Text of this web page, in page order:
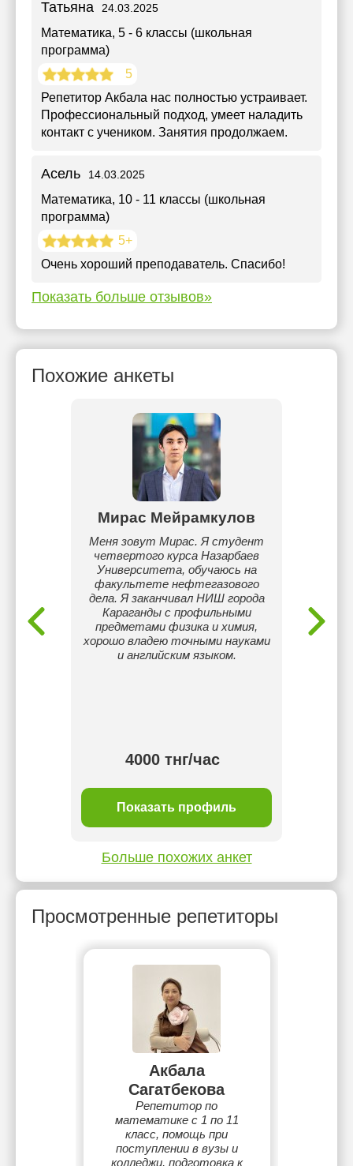
Татьяна 24.03.2025
Математика, 5 - 6 классы (школьная
программа)
5
Репетитор Акбала нас полностью устраивает.
Профессиональный подход, умеет наладить
контакт с учеником. Занятия продолжаем.
Асель 14.03.2025
Математика, 10 - 11 классы (школьная
программа)
5+
Очень хороший преподаватель. Спасибо!
Показать больше отзывов»
Похожие анкеты
Мирас Мейрамкулов
Меня зовут Мирас. Я студент
четвертого курса Назарбаев
Университета, обучаюсь на
факультете нефтегазового
дела. Я заканчивал НИШ города
Караганды с профильными
предметами физика и химия,
хорошо владею точными науками
и английским языком.
4000 тнг/час
Показать профиль
Больше похожих анкет
Просмотренные репетиторы
Акбала
Сагатбекова
Репетитор по
математике с 1 по 11
класс, помощь при
поступлении в вузы и
колледжи, подготовка к